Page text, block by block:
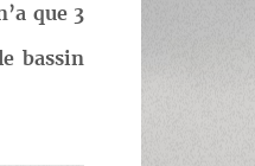
que 3
bassin